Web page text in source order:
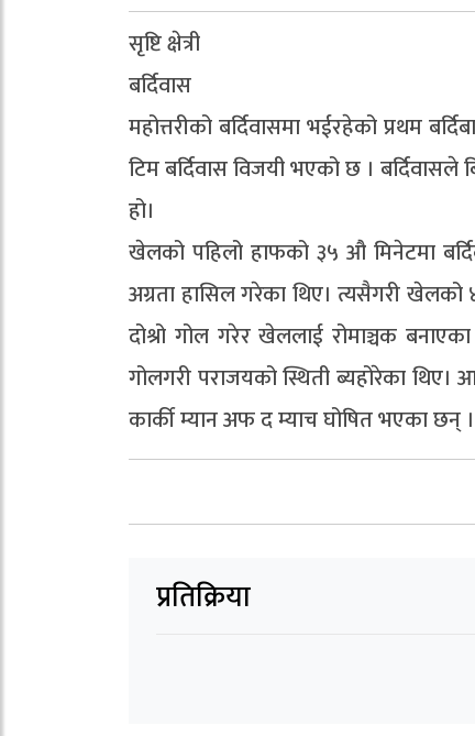
सृष्टि क्षेत्री
बर्दिवास
महोत्तरीको बर्दिवासमा भईरहेको
टिम बर्दिवास विजयी भएको छ ।
हो।
खेलको पहिलो हाफको ३५ औ मिनेटमा
अग्रता हासिल गरेका थिए। त्यसैगरी खेलको
दोश्रो गोल गरेर खेललाई रोमाञ्चक
गोलगरी पराजयको स्थिती ब्यहोरेका थिए।
कार्की म्यान अफ द म्याच घोषित भएका छन् ।
प्रतिक्रिया